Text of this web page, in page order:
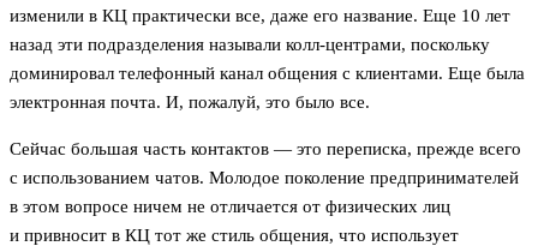
изменили в КЦ практически все, даже его название. Еще 10 лет
назад эти подразделения называли колл-центрами, поскольку
доминировал телефонный канал общения с клиентами. Еще была
электронная почта. И, пожалуй, это было все.
Сейчас большая часть контактов — это переписка, прежде всего
с использованием чатов. Молодое поколение предпринимателей
в этом вопросе ничем не отличается от физических лиц
и привносит в КЦ тот же стиль общения, что использует